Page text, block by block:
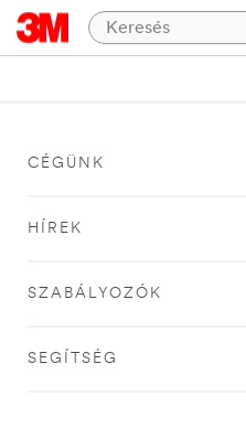
CÉGÜNK
HÍREK
SZABÁLYOZÓK
SEGÍTSÉG